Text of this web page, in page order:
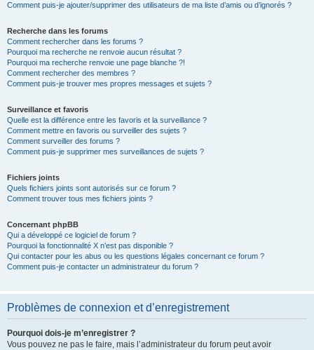
Comment puis-je ajouter/supprimer des utilisateurs de ma liste d’amis ou d’ignorés ?
Recherche dans les forums
Comment rechercher dans les forums ?
Pourquoi ma recherche ne renvoie aucun résultat ?
Pourquoi ma recherche renvoie une page blanche ?!
Comment rechercher des membres ?
Comment puis-je trouver mes propres messages et sujets ?
Surveillance et favoris
Quelle est la différence entre les favoris et la surveillance ?
Comment mettre en favoris ou surveiller des sujets ?
Comment surveiller des forums ?
Comment puis-je supprimer mes surveillances de sujets ?
Fichiers joints
Quels fichiers joints sont autorisés sur ce forum ?
Comment trouver tous mes fichiers joints ?
Concernant phpBB
Qui a développé ce logiciel de forum ?
Pourquoi la fonctionnalité X n’est pas disponible ?
Qui contacter pour les abus ou les questions légales concernant ce forum ?
Comment puis-je contacter un administrateur du forum ?
Problèmes de connexion et d’enregistrement
Pourquoi dois-je m’enregistrer ?
Vous pouvez ne pas le faire, mais l’administrateur du forum peut avoir